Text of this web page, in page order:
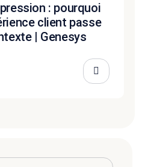
: pourquoi
client passe
| Genesys